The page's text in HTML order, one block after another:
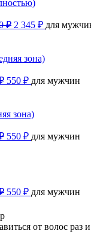
₽ 2 345 ₽ для
зона)
550 ₽ для мужчин
зона)
550 ₽ для мужчин
550 ₽ для мужчин
от волос раз и